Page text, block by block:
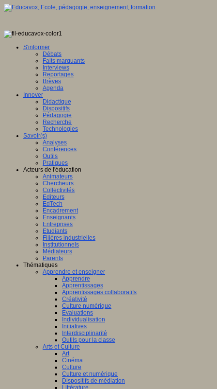
S'informer
Débats
Faits marquants
Interviews
Reportages
Brèves
Agenda
Innover
Didactique
Dispositifs
Pédagogie
Recherche
Technologies
Savoir(s)
Analyses
Conférences
Outils
Pratiques
Acteurs de l'éducation
Animateurs
Chercheurs
Collectivités
Editeurs
EdTech
Encadrement
Enseignants
Entreprises
Etudiants
Filières industrielles
Institutionnels
Médiateurs
Parents
Thématiques
Apprendre et enseigner
Apprendre
Apprentissages
Apprentissages collaboratifs
Créativité
Culture numérique
Evaluations
Individualisation
Initiatives
Interdisciplinarité
Outils pour la classe
Arts et Culture
Art
Cinéma
Culture
Culture et numérique
Dispositifs de médiation
Littérature